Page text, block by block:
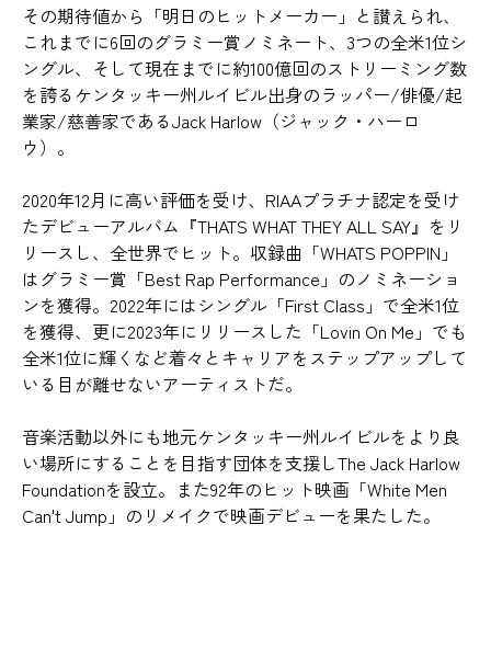
その期待値から「明日のヒットメーカー」と讃えられ、
これまでに6回のグラミー賞ノミネート、3つの全米1位シ
ングル、そして現在までに約100億回のストリーミング数
を誇るケンタッキー州ルイビル出身のラッパー/俳優/起
業家/慈善家であるJack Harlow（ジャック・ハーロ
ウ）。
2020年12月に高い評価を受け、RIAAプラチナ認定を受け
たデビューアルバム『THATS WHAT THEY ALL SAY』をリ
リースし、全世界でヒット。収録曲「WHATS POPPIN」
はグラミー賞「Best Rap Performance」のノミネーショ
ンを獲得。2022年にはシングル「First Class」で全米1位
を獲得、更に2023年にリリースした「Lovin On Me」でも
全米1位に輝くなど着々とキャリアをステップアップして
いる目が離せないアーティストだ。
音楽活動以外にも地元ケンタッキー州ルイビルをより良
い場所にすることを目指す団体を支援しThe Jack Harlow
Foundationを設立。また92年のヒット映画「White Men
Can't Jump」のリメイクで映画デビューを果たした。